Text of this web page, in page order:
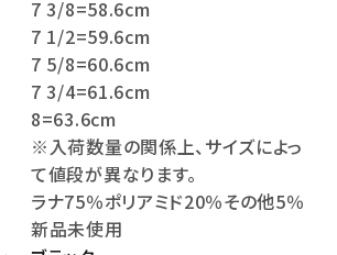
7 3/8=58.6cm
7 1/2=59.6cm
7 5/8=60.6cm
7 3/4=61.6cm
8=63.6cm
※入荷数量の関係上、サイズによっ
て値段が異なります。
ラナ75％ポリアミド20％その他5％
新品未使用